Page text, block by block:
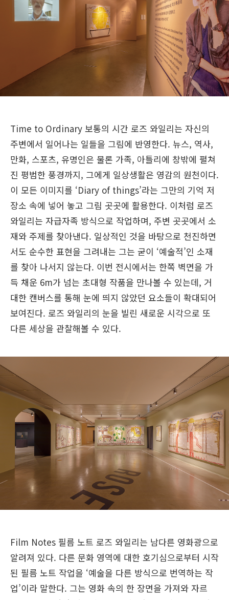
Time to Ordinary 보통의 시간 로즈 와일리는 자신의
주변에서 일어나는 일들을 그림에 반영한다. 뉴스, 역사,
만화, 스포츠, 유명인은 물론 가족, 아틀리에 창밖에 펼쳐
진 평범한 풍경까지, 그에게 일상생활은 영감의 원천이다.
이 모든 이미지를 ‘Diary of things’라는 그만의 기억 저
장소 속에 넣어 놓고 그림 곳곳에 활용한다. 이처럼 로즈
와일리는 자급자족 방식으로 작업하며, 주변 곳곳에서 소
재와 주제를 찾아낸다. 일상적인 것을 바탕으로 천진하면
서도 순수한 표현을 그려내는 그는 굳이 ‘예술적’인 소재
를 찾아 나서지 않는다. 이번 전시에서는 한쪽 벽면을 가
득 채운 6m가 넘는 초대형 작품을 만나볼 수 있는데, 거
대한 캔버스를 통해 눈에 띄지 않았던 요소들이 확대되어
보여진다. 로즈 와일리의 눈을 빌린 새로운 시각으로 또
다른 세상을 관찰해볼 수 있다.
Film Notes 필름 노트 로즈 와일리는 남다른 영화광으로
알려져 있다. 다른 문화 영역에 대한 호기심으로부터 시작
된 필름 노트 작업을 ‘예술을 다른 방식으로 번역하는 작
업’이라 말한다. 그는 영화 속의 한 장면을 가져와 자르